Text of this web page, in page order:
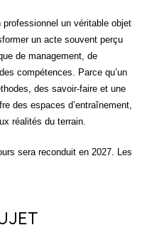
professionnel un véritable objet
un acte souvent perçu
de management, de
compétences. Parce qu’un
des savoir-faire et une
des espaces d’entraînement,
réalités du terrain.
sera reconduit en 2027. Les